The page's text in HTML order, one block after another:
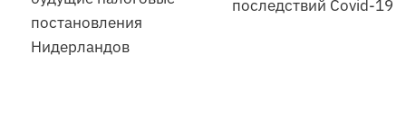
постановления
Нидерландов
последствий Covid-19